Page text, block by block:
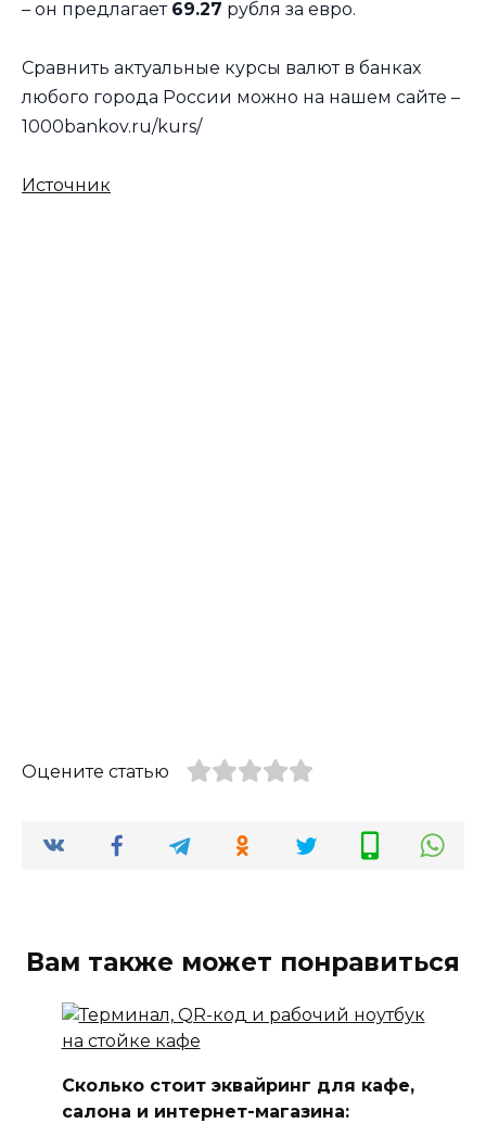
– он предлагает 69.27 рубля за евро.
Сравнить актуальные курсы валют в банках
любого города России можно на нашем сайте –
1000bankov.ru/kurs/
Источник
Оцените статью
Вам также может понравиться
Сколько стоит эквайринг для кафе,
салона и интернет-магазина: